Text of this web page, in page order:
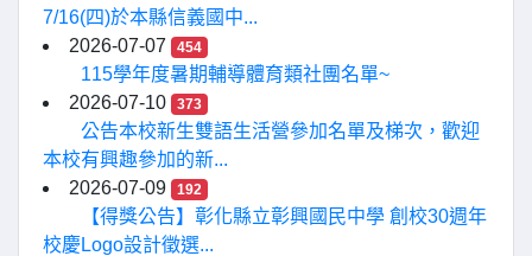
7/16(四)於本縣信義國中...
2026-07-07
454
115學年度暑期輔導體育類社團名單~
2026-07-10
373
公告本校新生雙語生活營參加名單及梯次，歡迎
本校有興趣參加的新...
2026-07-09
192
【得獎公告】彰化縣立彰興國民中學 創校30週年
校慶Logo設計徵選...